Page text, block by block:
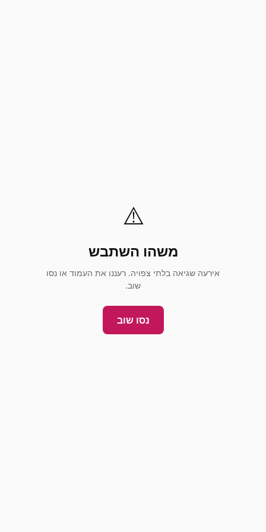
⚠️
משהו השתבש
אירעה שגיאה בלתי צפויה. רעננו את העמוד או נסו
שוב.
נסו שוב